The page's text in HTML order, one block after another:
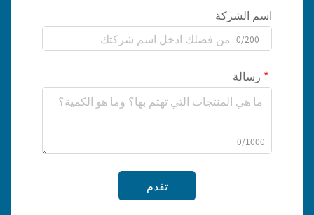
اسم الشركة
0/200
رسالة
0/1000
تقدم